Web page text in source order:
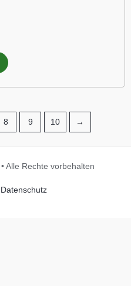
8 9 10 →
• Alle Rechte vorbehalten
Datenschutz